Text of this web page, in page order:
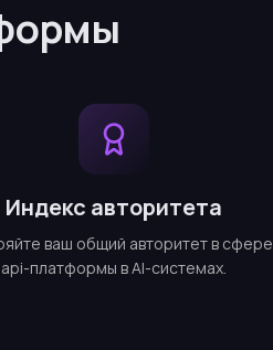
Индекс авторитета
ваш общий авторитет в сфере
api-платформы в AI-системах.